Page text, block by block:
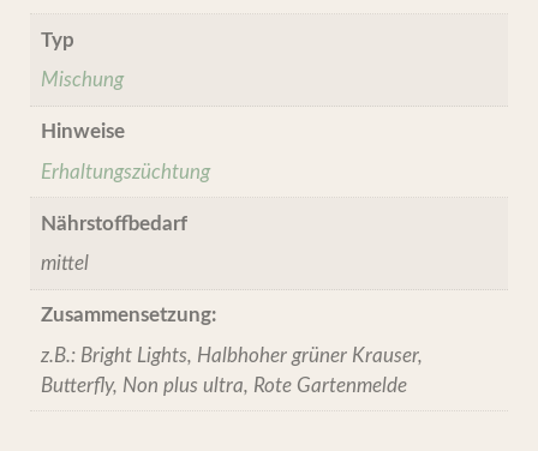
Typ
Mischung
Hinweise
Erhaltungszüchtung
Nährstoffbedarf
mittel
Zusammensetzung:
z.B.: Bright Lights, Halbhoher grüner Krauser,
Butterfly, Non plus ultra, Rote Gartenmelde